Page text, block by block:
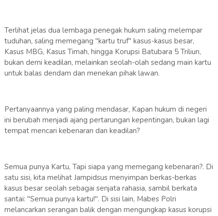
Terlihat jelas dua lembaga penegak hukum saling melempar
tuduhan, saling memegang "kartu truf" kasus-kasus besar,
Kasus MBG, Kasus Timah, hingga Korupsi Batubara 5 Triliun,
bukan demi keadilan, melainkan seolah-olah sedang main kartu
untuk balas dendam dan menekan pihak lawan.
Pertanyaannya yang paling mendasar, Kapan hukum di negeri
ini berubah menjadi ajang pertarungan kepentingan, bukan lagi
tempat mencari kebenaran dan keadilan?
Semua punya Kartu, Tapi siapa yang memegang kebenaran?. Di
satu sisi, kita melihat Jampidsus menyimpan berkas-berkas
kasus besar seolah sebagai senjata rahasia, sambil berkata
santai: "Semua punya kartu!". Di sisi lain, Mabes Polri
melancarkan serangan balik dengan mengungkap kasus korupsi